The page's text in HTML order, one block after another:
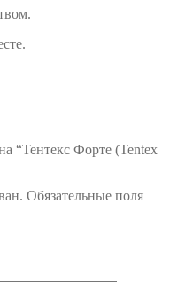
“Тентекс Форте (Tentex
Обязательные поля